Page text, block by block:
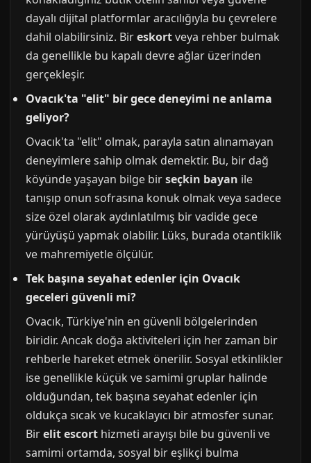
dayalı dijital platformlar aracılığıyla bu çevrelere
dahil olabilirsiniz. Bireskortveya rehber bulmak
da genellikle bu kapalı devre ağlar üzerinden
gerçekleşir.
Ovacık'ta "elit" bir gece deneyimi ne anlama
geliyor?
Ovacık'ta "elit" olmak, parayla satın alınamayan
deneyimlere sahip olmak demektir. Bu, bir dağ
köyünde yaşayan bilge birseçkin bayan ile
tanışıp onun sofrasına konuk olmak veya sadece
size özel olarak aydınlatılmış bir vadide gece
yürüyüşü yapmak olabilir. Lüks, burada otantiklik
ve mahremiyetle ölçülür.
Tek başına seyahat edenler için Ovacık
geceleri güvenli mi?
Ovacık, Türkiye'nin en güvenli bölgelerinden
biridir. Ancak doğa aktiviteleri için her zaman bir
rehberle hareket etmek önerilir. Sosyal etkinlikler
ise genellikle küçük ve samimi gruplar halinde
olduğundan, tek başına seyahat edenler için
oldukça sıcak ve kucaklayıcı bir atmosfer sunar.
Birelit escort hizmeti arayışı bile bu güvenli ve
samimi ortamda, sosyal bir eşlikçi bulma